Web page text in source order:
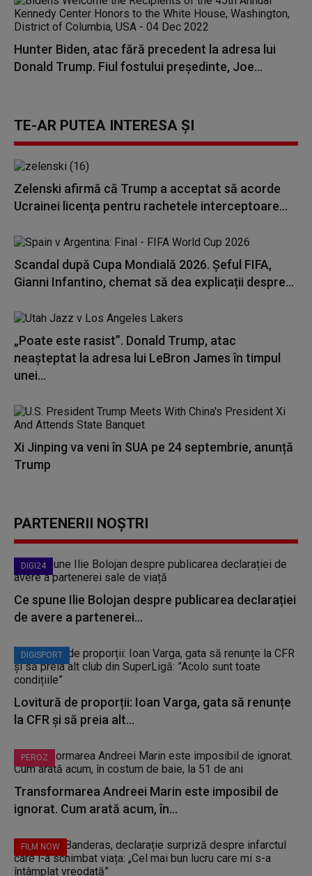
Hunter Biden, atac fără precedent la adresa lui
Donald Trump. Fiul fostului președinte, Joe...
TE-AR PUTEA INTERESA ȘI
Zelenski afirmă că Trump a acceptat să acorde
Ucrainei licenţa pentru rachetele interceptoare...
Scandal după Cupa Mondială 2026. Șeful FIFA,
Gianni Infantino, chemat să dea explicații despre...
„Poate este rasist”. Donald Trump, atac
neașteptat la adresa lui LeBron James în timpul
unei...
Xi Jinping va veni în SUA pe 24 septembrie, anunță
Trump
PARTENERII NOȘTRI
DIGI24
Ce spune Ilie Bolojan despre publicarea declarației
de avere a partenerei...
DIGISPORT
Lovitură de proporții: Ioan Varga, gata să renunțe
la CFR și să preia alt...
PEROZ
Transformarea Andreei Marin este imposibil de
ignorat. Cum arată acum, în...
FILM NOW